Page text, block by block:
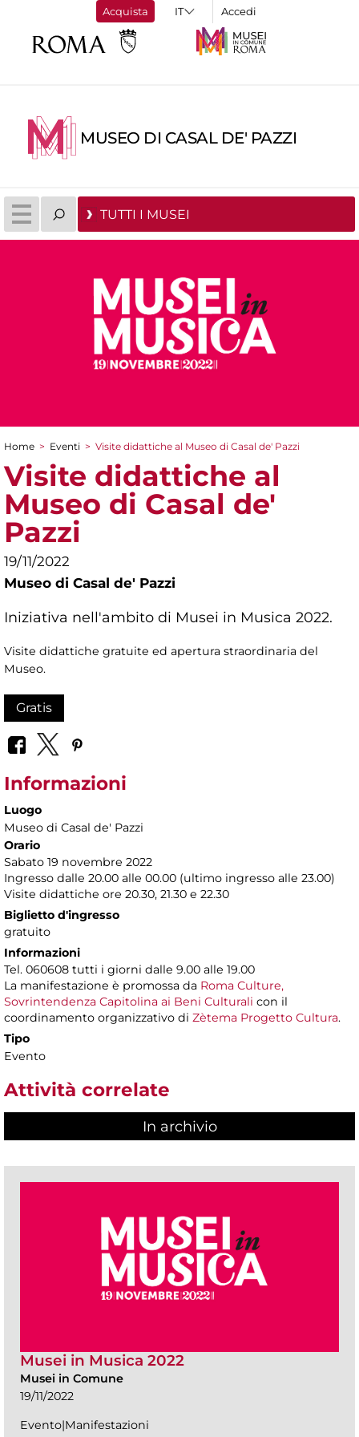
Acquista Accedi
MUSEO DI CASAL DE' PAZZI
TUTTI I MUSEI
Tu sei qui
Home > Eventi > Visite didattiche al Museo di Casal de' Pazzi
Visite didattiche al
Museo di Casal de'
Pazzi
19/11/2022
Museo di Casal de' Pazzi
Iniziativa nell'ambito di Musei in Musica 2022.
Visite didattiche gratuite ed apertura straordinaria del
Museo.
Gratis
Informazioni
Luogo
Museo di Casal de' Pazzi
Orario
Sabato 19 novembre 2022
Ingresso dalle 20.00 alle 00.00 (ultimo ingresso alle 23.00)
Visite didattiche ore 20.30, 21.30 e 22.30
Biglietto d'ingresso
gratuito
Informazioni
Tel. 060608 tutti i giorni dalle 9.00 alle 19.00
La manifestazione è promossa da Roma Culture,
Sovrintendenza Capitolina ai Beni Culturali con il
coordinamento organizzativo di Zètema Progetto Cultura.
Tipo
Evento
Attività correlate
In archivio
Musei in Musica 2022
Musei in Comune
19/11/2022
Evento|Manifestazioni